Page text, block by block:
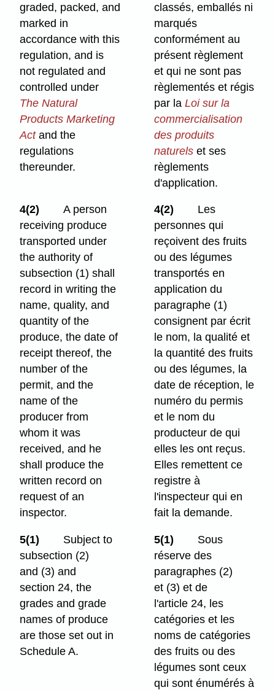
graded, packed, and
marked in
accordance with this
regulation, and is
not regulated and
controlled under
The Natural
Products Marketing
Actand the
regulations
thereunder.
classés, emballés ni
marqués
conformément au
présent règlement
et qui ne sont pas
règlementés et régis
par laLoi sur la
commercialisation
des produits
naturels et ses
règlements
d'application.
4(2)
A person
receiving produce
transported under
the authority of
subsection (1) shall
record in writing the
name, quality, and
quantity of the
produce, the date of
receipt thereof, the
number of the
permit, and the
name of the
producer from
whom it was
received, and he
shall produce the
written record on
request of an
inspector.
4(2)
Les
personnes qui
reçoivent des fruits
ou des légumes
transportés en
application du
paragraphe (1)
consignent par écrit
le nom, la qualité et
la quantité des fruits
ou des légumes, la
date de réception, le
numéro du permis
et le nom du
producteur de qui
elles les ont reçus.
Elles remettent ce
registre à
l'inspecteur qui en
fait la demande.
5(1)
Subject to
subsection (2)
and (3) and
section 24, the
grades and grade
names of produce
are those set out in
Schedule A.
5(1)
Sous
réserve des
paragraphes (2)
et (3) et de
l'article 24, les
catégories et les
noms de catégories
des fruits ou des
légumes sont ceux
qui sont énumérés à